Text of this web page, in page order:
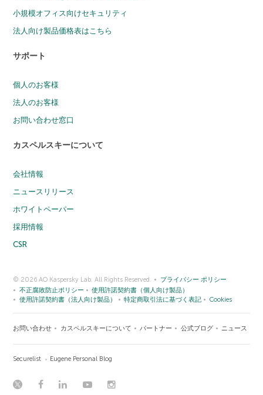
小規模オフィス向けセキュリティ
法人向け製品価格表はこちら
サポート
個人のお客様
法人のお客様
お問い合わせ窓口
カスペルスキーについて
会社情報
ニュースリリース
ホワイトペーパー
採用情報
CSR
© 2026 AO Kaspersky Lab. All Rights Reserved.
プライバシー ポリシー
不正腐敗防止ポリシー
使用許諾契約書（個人向け製品）
使用許諾契約書（法人向け製品）
特定商取引法に基づく表記 Cookies
お問い合わせ カスペルスキーについて パートナー 公式ブログ ニュース
Securelist Eugene Personal Blog